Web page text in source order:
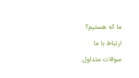
ما که هستیم؟
ارتباط با ما
سوالات متداول